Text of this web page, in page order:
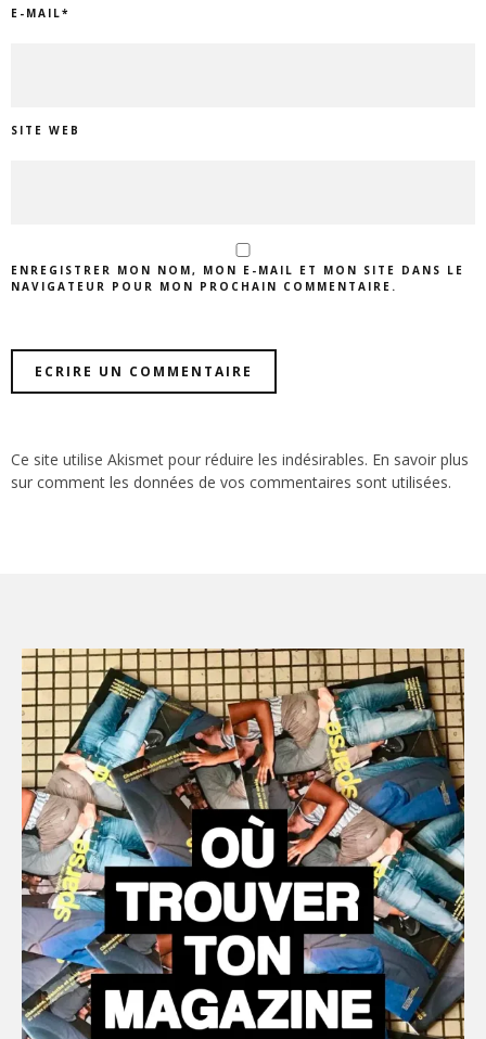
E-MAIL*
SITE WEB
ENREGISTRER MON NOM, MON E-MAIL ET MON SITE DANS LE
NAVIGATEUR POUR MON PROCHAIN COMMENTAIRE.
Ce site utilise Akismet pour réduire les indésirables. En savoir plus
sur comment les données de vos commentaires sont utilisées.